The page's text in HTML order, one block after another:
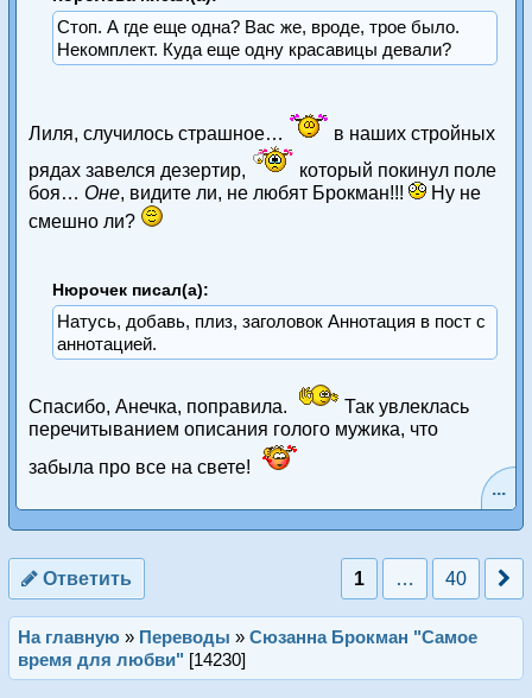
Стоп. А где еще одна? Вас же, вроде, трое было.
Некомплект. Куда еще одну красавицы девали?
Лиля, случилось страшное…
в наших стройных
рядах завелся дезертир,
который покинул поле
боя… Оне, видите ли, не любят Брокман!!!
Ну не
смешно ли?
Нюрочек писал(а):
Натусь, добавь, плиз, заголовок Аннотация в пост с
аннотацией.
Спасибо, Анечка, поправила.
Так увлеклась
перечитыванием описания голого мужика, что
забыла про все на свете!
...
1 … 40
Ответить
На главную » Переводы » Сюзанна Брокман "Самое
время для любви" [14230]